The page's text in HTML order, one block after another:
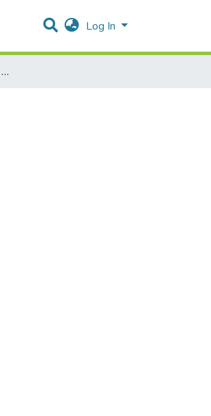
Log In
الربعة المغربية المحفوظة في مدينة القدس دراسة تاريخية وفنية